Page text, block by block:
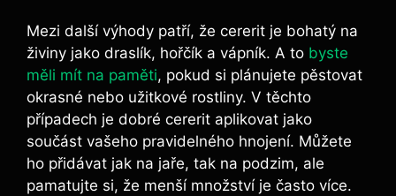
Mezi další výhody patří, že cererit je bohatý na
živiny jako ⁣draslík, hořčík a vápník. A to byste
měli mít na paměti, pokud si plánujete pěstovat
okrasné nebo užitkové rostliny. V těchto
případech je dobré cererit ‌aplikovat jako
součást vašeho ⁢pravidelného hnojení. Můžete
ho přidávat jak na jaře, tak na podzim, ale
pamatujte si, že menší množství je často více.⁣